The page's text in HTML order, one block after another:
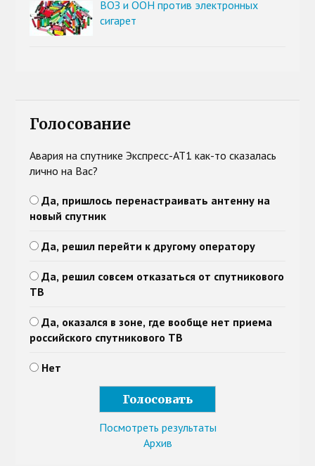
ВОЗ и ООН против электронных
сигарет
Голосование
Авария на спутнике Экспресс-АТ1 как-то сказалась
лично на Вас?
Да, пришлось перенастраивать антенну на
новый спутник
Да, решил перейти к другому оператору
Да, решил совсем отказаться от спутникового
ТВ
Да, оказался в зоне, где вообще нет приема
российского спутникового ТВ
Нет
Посмотреть результаты
Архив